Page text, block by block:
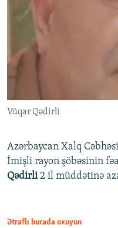
Vüqar Qədirli
Azərbaycan Xalq
İmişli rayon şöbəsinin
Qədirli2 il müddətinə
Ətraflı burada oxuyun